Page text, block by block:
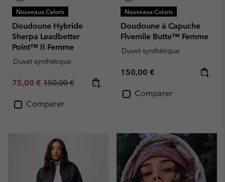
Nouveaux Coloris
Doudoune Hybride
Sherpa Leadbetter
Point™ II Femme
Duvet synthétique
Sale price:
75,00 € Regular price:
150,00 €
Comparer
Nouveaux Coloris
Doudoune à Capuche
Fivemile Butte™ Femme
Duvet synthétique
Regular price:
150,00 €
Comparer